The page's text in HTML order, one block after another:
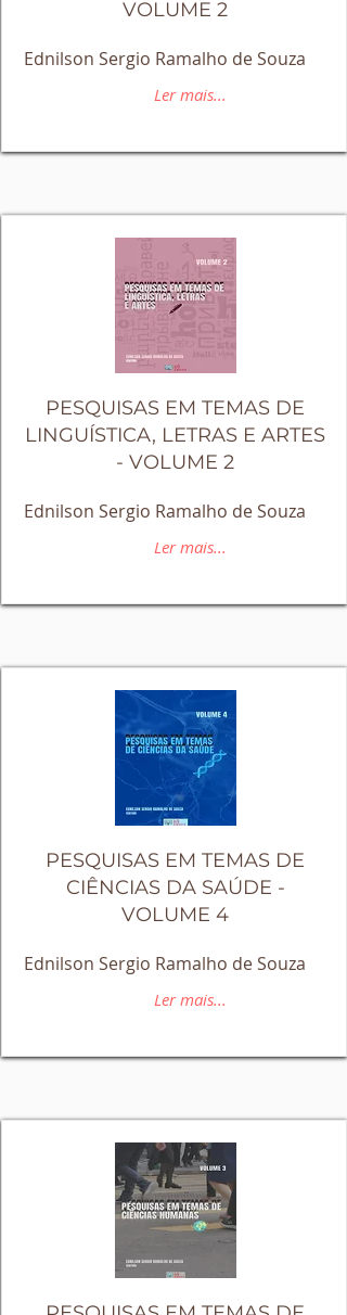
VOLUME 2
Ednilson Sergio Ramalho de Souza
Ler mais...
PESQUISAS EM TEMAS DE
LINGUÍSTICA, LETRAS E ARTES
- VOLUME 2
Ednilson Sergio Ramalho de Souza
Ler mais...
PESQUISAS EM TEMAS DE
CIÊNCIAS DA SAÚDE -
VOLUME 4
Ednilson Sergio Ramalho de Souza
Ler mais...